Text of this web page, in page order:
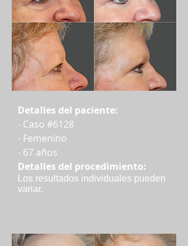
Detalles del paciente:
- Caso #6128
- Femenino
- 67 años
Detalles del procedimiento:
Los resultados individuales pueden
variar.